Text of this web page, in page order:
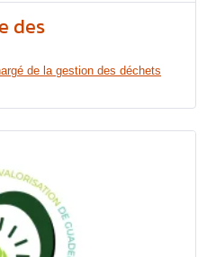
des
de la gestion des déchets